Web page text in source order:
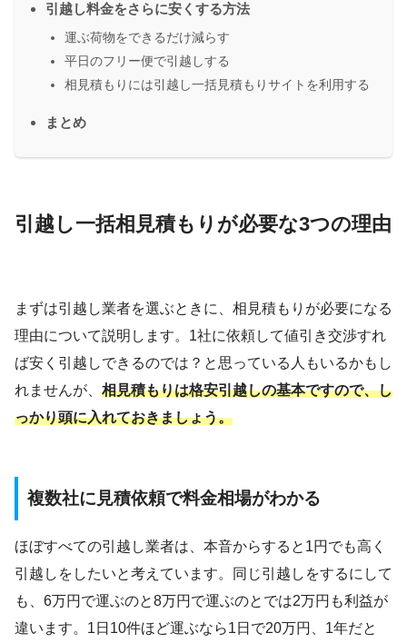
引越し料金をさらに安くする方法
運ぶ荷物をできるだけ減らす
平日のフリー便で引越しする
相見積もりには引越し一括見積もりサイトを利用する
まとめ
引越し一括相見積もりが必要な3つの理由
まずは引越し業者を選ぶときに、相見積もりが必要になる
理由について説明します。1社に依頼して値引き交渉すれ
ば安く引越しできるのでは？と思っている人もいるかもし
れませんが、 相見積もりは格安引越しの基本ですので、し
っかり頭に入れておきましょう。
複数社に見積依頼で料金相場がわかる
ほぼすべての引越し業者は、本音からすると1円でも高く
引越しをしたいと考えています。同じ引越しをするにして
も、6万円で運ぶのと8万円で運ぶのとでは2万円も利益が
違います。1日10件ほど運ぶなら1日で20万円、1年だと